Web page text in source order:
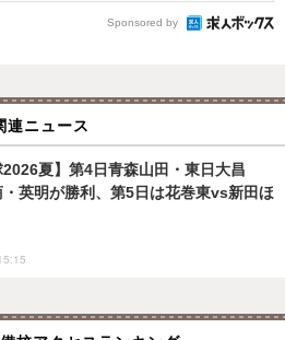
Sponsored by
連ニュース
2026夏】第4日青森山田・東日大昌
英明が勝利、第5日は花巻東vs新田ほ